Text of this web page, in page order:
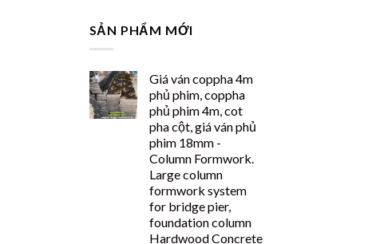
SẢN PHẨM MỚI
Giá ván coppha 4m
phủ phim, coppha
phủ phim 4m, cot
pha cột, giá ván phủ
phim 18mm -
Column Formwork.
Large column
formwork system
for bridge pier,
foundation column
Hardwood Concrete